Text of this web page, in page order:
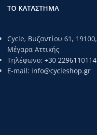
ΤΟ ΚΑΤΑΣΤΗΜΑ
Cycle, Βυζαντίου 61, 19100,
Μέγαρα Αττικής
Τηλέφωνο: +30 2296110114
E-mail: info@cycleshop.gr